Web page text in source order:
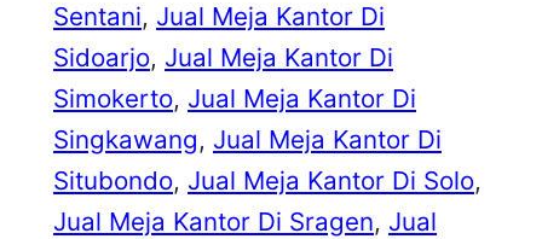
Sentani, Jual Meja Kantor Di
Sidoarjo, Jual Meja Kantor Di
Simokerto, Jual Meja Kantor Di
Singkawang, Jual Meja Kantor Di
Situbondo, Jual Meja Kantor Di Solo
Jual Meja Kantor Di Sragen, Jual